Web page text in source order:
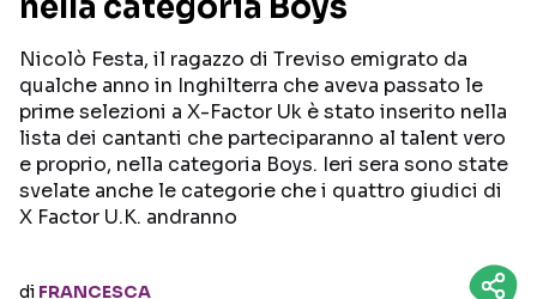
INTERVISTE
GOSSIP E CURIOSITÀ
TOUR ED EVENTI
TALENT SHOW
Seguici sui social
Nicolò Festa, il ragazzo di Treviso emigrato da
qualche anno in Inghilterra che aveva passato le
prime selezioni a X-Factor Uk è stato inserito nella
lista dei cantanti che parteciparanno al talent vero
e proprio, nella categoria Boys. Ieri sera sono state
svelate anche le categorie che i quattro giudici di
X Factor U.K. andranno
di FRANCESCA